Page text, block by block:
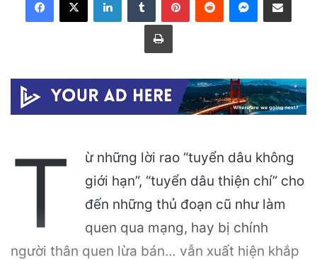
Print
T
ừ những lời rao “tuyển dâu không
giới hạn”, “tuyển dâu thiện chí” cho
đến những thủ đoạn cũ như làm
quen qua mạng, hay bị chính
người thân quen lừa bán… vẫn xuất hiện khắp